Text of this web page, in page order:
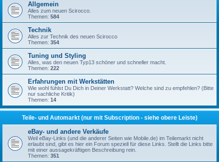
Allgemein
Alles zum neuen Scirocco.
Themen: 584
Technik
Alles zur Technik des neuen Scirocco
Themen: 354
Tuning und Styling
Alles, was den neuen Typ13 schöner und schneller macht.
Themen: 222
Erfahrungen mit Werkstätten
Wie wohl fühlst Du Dich in Deiner Werkstatt? Welche sind zu empfehlen? (Bitte
nur sachliche Kritik)
Themen: 14
Teile- und Automarkt (nur mit Subscription - siehe obere Leiste)
eBay- und andere Verkäufe
Weil eBay-Links (und die anderer Seiten wie Mobile.de) im Teilemarkt nicht
erlaubt sind, gibt es hier ein Forum speziell für diese Links. Stellt die Links bitte
mit einer aussagekräftigen Beschreibung rein.
Themen: 351